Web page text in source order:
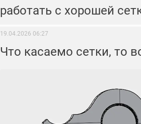
работать с хорошей
19.04.2026 06:27
Что касаемо сетки, то